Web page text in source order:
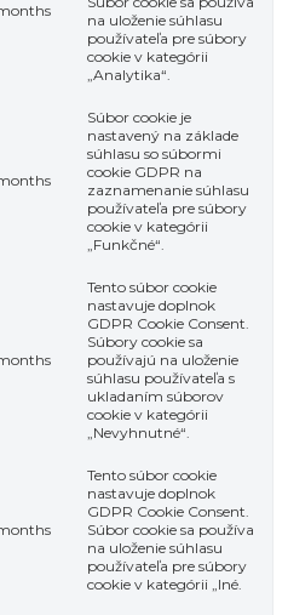
na uloženie súhlasu
používateľa pre súbory
cookie v kategórii
„Analytika“.
Súbor cookie je
nastavený na základe
súhlasu so súbormi
cookie GDPR na
zaznamenanie súhlasu
používateľa pre súbory
cookie v kategórii
„Funkčné“.
Tento súbor cookie
nastavuje doplnok
GDPR Cookie Consent.
Súbory cookie sa
používajú na uloženie
súhlasu používateľa s
ukladaním súborov
cookie v kategórii
„Nevyhnutné“.
Tento súbor cookie
nastavuje doplnok
GDPR Cookie Consent.
Súbor cookie sa používa
na uloženie súhlasu
používateľa pre súbory
cookie v kategórii „Iné.